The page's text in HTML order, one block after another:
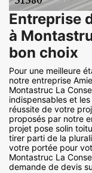
Entreprise
à
bon choix
Pour une meilleure
notre entreprise
Montastruc La
indispensables et
réussite de votre
proposés par notre
projet pose solin
tirer parti de la
votre portée pour
Montastruc La
demande de devis